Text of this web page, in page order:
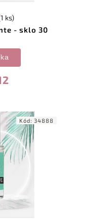
- sklo 30
ks)
Kód:34888